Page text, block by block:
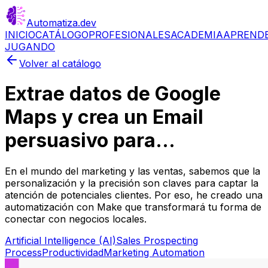
Automatiza.dev
INICIOCATÁLOGOPROFESIONALESACADEMIA
JUGANDO
Volver al catálogo
Extrae datos de Google
Maps y crea un Email
persuasivo para...
En el mundo del marketing y las ventas, sabemos que la
personalización y la precisión son claves para captar la
atención de potenciales clientes. Por eso, he creado una
automatización con Make que transformará tu forma de
conectar con negocios locales.
Artificial Intelligence (AI)Sales Prospecting
ProcessProductividadMarketing Automation